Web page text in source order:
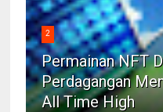
2
Permainan NFT
Perdagangan
All Time High